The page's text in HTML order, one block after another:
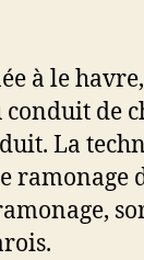
à le
de
La
ramonage